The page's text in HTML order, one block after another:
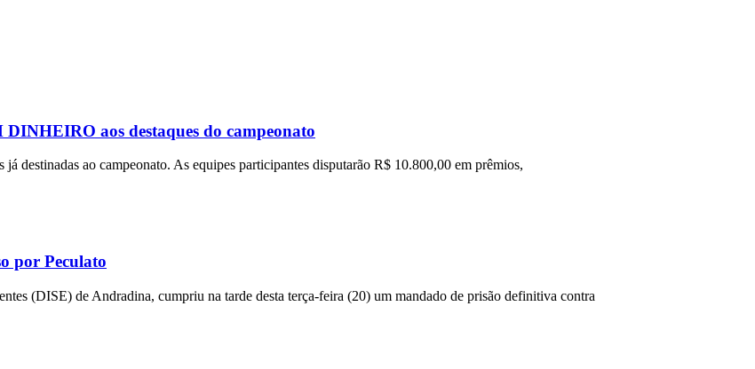
aos destaques do campeonato
destinadas ao campeonato. As equipes participantes disputarão R$ 10.800,00 em prêmios,
por Peculato
(DISE) de Andradina, cumpriu na tarde desta terça-feira (20) um mandado de prisão definitiva contra